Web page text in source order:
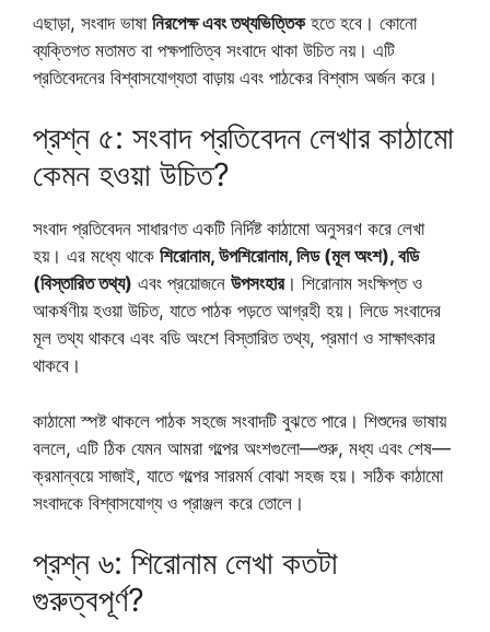
এছাড়া, সংবাদ ভাষা নিরপেক্ষ এবং তথ্যভিত্তিকহতে হবে। কোনো
ব্যক্তিগত মতামত বা পক্ষপাতিত্ব সংবাদে থাকা উচিত নয়। এটি
প্রতিবেদনের বিশ্বাসযোগ্যতা বাড়ায় এবং পাঠকের বিশ্বাস অর্জন করে।
প্রশ্ন ৫: সংবাদ প্রতিবেদন লেখার কাঠামো
কেমন হওয়া উচিত?
সংবাদ প্রতিবেদন সাধারণত একটি নির্দিষ্ট কাঠামো অনুসরণ করে লেখা
হয়। এর মধ্যে থাকে শিরোনাম, উপশিরোনাম, লিড (মূল অংশ), বডি
(বিস্তারিত তথ্য) এবং প্রয়োজনে উপসংহার। শিরোনাম সংক্ষিপ্ত ও
আকর্ষণীয় হওয়া উচিত, যাতে পাঠক পড়তে আগ্রহী হয়। লিডে সংবাদের
মূল তথ্য থাকবে এবং বডি অংশে বিস্তারিত তথ্য, প্রমাণ ও সাক্ষাৎকার
থাকবে।
কাঠামো স্পষ্ট থাকলে পাঠক সহজে সংবাদটি বুঝতে পারে। শিশুদের ভাষায়
বললে, এটি ঠিক যেমন আমরা গল্পের অংশগুলো—শুরু, মধ্য এবং শেষ—
ক্রমান্বয়ে সাজাই, যাতে গল্পের সারমর্ম বোঝা সহজ হয়। সঠিক কাঠামো
সংবাদকে বিশ্বাসযোগ্য ও প্রাঞ্জল করে তোলে।
প্রশ্ন ৬: শিরোনাম লেখা কতটা
গুরুত্বপূর্ণ?